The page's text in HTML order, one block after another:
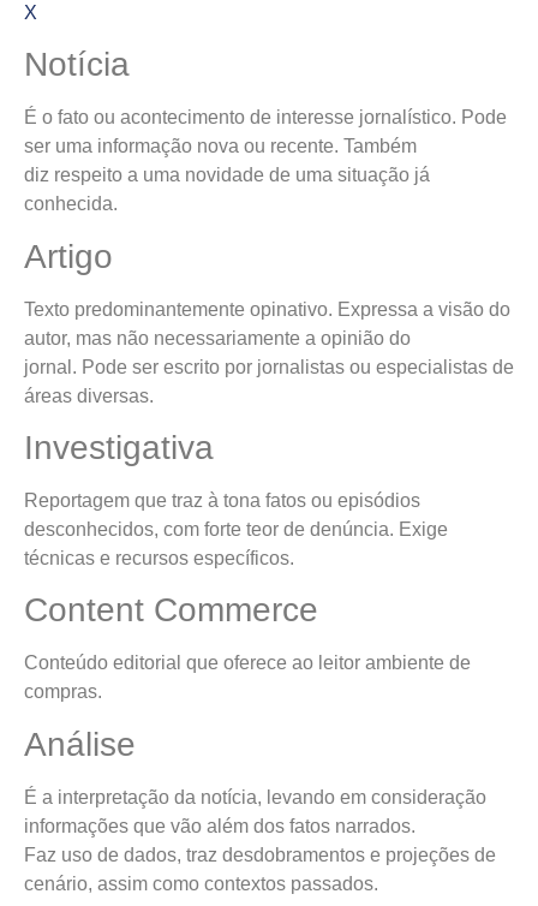
X
Notícia
É o fato ou acontecimento de interesse jornalístico. Pode
ser uma informação nova ou recente. Também
diz respeito a uma novidade de uma situação já
conhecida.
Artigo
Texto predominantemente opinativo. Expressa a visão do
autor, mas não necessariamente a opinião do
jornal. Pode ser escrito por jornalistas ou especialistas de
áreas diversas.
Investigativa
Reportagem que traz à tona fatos ou episódios
desconhecidos, com forte teor de denúncia. Exige
técnicas e recursos específicos.
Content Commerce
Conteúdo editorial que oferece ao leitor ambiente de
compras.
Análise
É a interpretação da notícia, levando em consideração
informações que vão além dos fatos narrados.
Faz uso de dados, traz desdobramentos e projeções de
cenário, assim como contextos passados.